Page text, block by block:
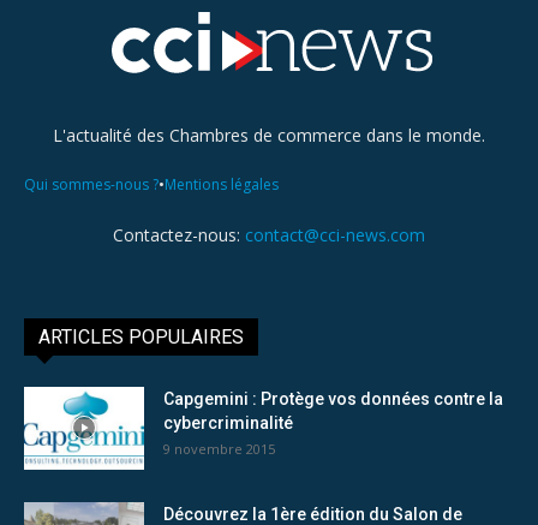
L'actualité des Chambres de commerce dans le monde.
Qui sommes-nous ?•Mentions légales
Contactez-nous: contact@cci-news.com
ARTICLES POPULAIRES
Capgemini : Protège vos données contre la
cybercriminalité
9 novembre 2015
Découvrez la 1ère édition du Salon de